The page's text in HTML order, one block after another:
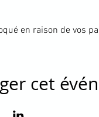
en raison de vos
cet